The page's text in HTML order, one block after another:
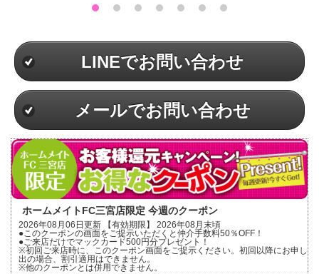
LINEでお問い合わせ
メールでお問い合わせ
ホームメイトFC三宮店限定 今週のクーポン
2026年08月06日更新 【有効期限】 2026年08月末頃
●このクーポンの画面をご提示いただくと仲介手数料50％OFF！
●ご来店だけでマックカード500円分プレゼント！
※初回ご来店時に、このクーポン画面をご提示ください。初回以降にお申し
出の場合、割引適用はできません。
※他のクーポンとは併用できません。